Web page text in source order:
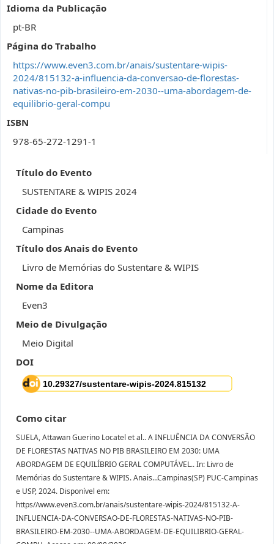
Idioma da Publicação
pt-BR
Página do Trabalho
https://www.even3.com.br/anais/sustentare-wipis-
2024/815132-a-influencia-da-conversao-de-florestas-
nativas-no-pib-brasileiro-em-2030--uma-abordagem-de-
equilibrio-geral-compu
ISBN
978-65-272-1291-1
Título do Evento
SUSTENTARE & WIPIS 2024
Cidade do Evento
Campinas
Título dos Anais do Evento
Livro de Memórias do Sustentare & WIPIS
Nome da Editora
Even3
Meio de Divulgação
Meio Digital
DOI
Como citar
SUELA, Attawan Guerino Locatel et al.. A INFLUÊNCIA DA CONVERSÃO
DE FLORESTAS NATIVAS NO PIB BRASILEIRO EM 2030: UMA
ABORDAGEM DE EQUILÍBRIO GERAL COMPUTÁVEL.. In: Livro de
Memórias do Sustentare & WIPIS. Anais...Campinas(SP) PUC-Campinas
e USP, 2024. Disponível em:
https//www.even3.com.br/anais/sustentare-wipis-2024/815132-A-
INFLUENCIA-DA-CONVERSAO-DE-FLORESTAS-NATIVAS-NO-PIB-
BRASILEIRO-EM-2030--UMA-ABORDAGEM-DE-EQUILIBRIO-GERAL-